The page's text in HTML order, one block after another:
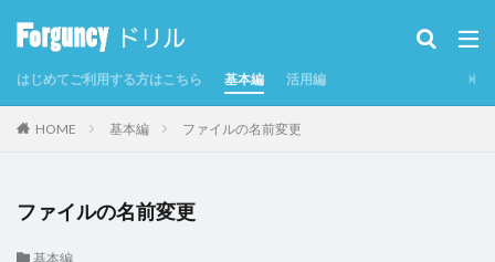
はじめてご利用する方はこちら 基本編 活用編
HOME 基本編 ファイルの名前変更
ファイルの名前変更
基本編
タグ
GoogleMap
Odata
UI部品